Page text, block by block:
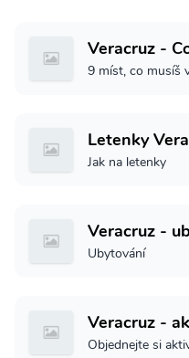
Veracruz -
9 míst, co musíš
Letenky
Jak na letenky
Veracruz -
Ubytování
Veracruz -
Objednejte si